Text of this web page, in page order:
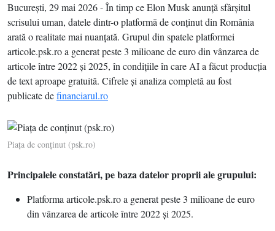
Bucureşti, 29 mai 2026 - În timp ce Elon Musk anunţă sfârşitul
scrisului uman, datele dintr-o platformă de conţinut din România
arată o realitate mai nuanţată. Grupul din spatele platformei
articole.psk.ro a generat peste 3 milioane de euro din vânzarea de
articole între 2022 şi 2025, în condiţiile în care AI a făcut producţia
de text aproape gratuită. Cifrele şi analiza completă au fost
publicate definanciarul.ro
Piaţa de conţinut (psk.ro)
Principalele constatări, pe baza datelor proprii ale grupului:
Platforma articole.psk.ro a generat peste 3 milioane de euro
din vânzarea de articole între 2022 şi 2025.